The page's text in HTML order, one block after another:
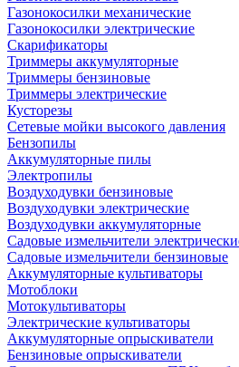
Газонокосилки механические
Газонокосилки электрические
Скарификаторы
Триммеры аккумуляторные
Триммеры бензиновые
Триммеры электрические
Кусторезы
Сетевые мойки высокого давления
Бензопилы
Аккумуляторные пилы
Электропилы
Воздуходувки бензиновые
Воздуходувки электрические
Воздуходувки аккумуляторные
Садовые измельчители
Садовые измельчители бензиновые
Аккумуляторные культиваторы
Мотоблоки
Мотокультиваторы
Электрические культиваторы
Аккумуляторные опрыскиватели
Бензиновые опрыскиватели